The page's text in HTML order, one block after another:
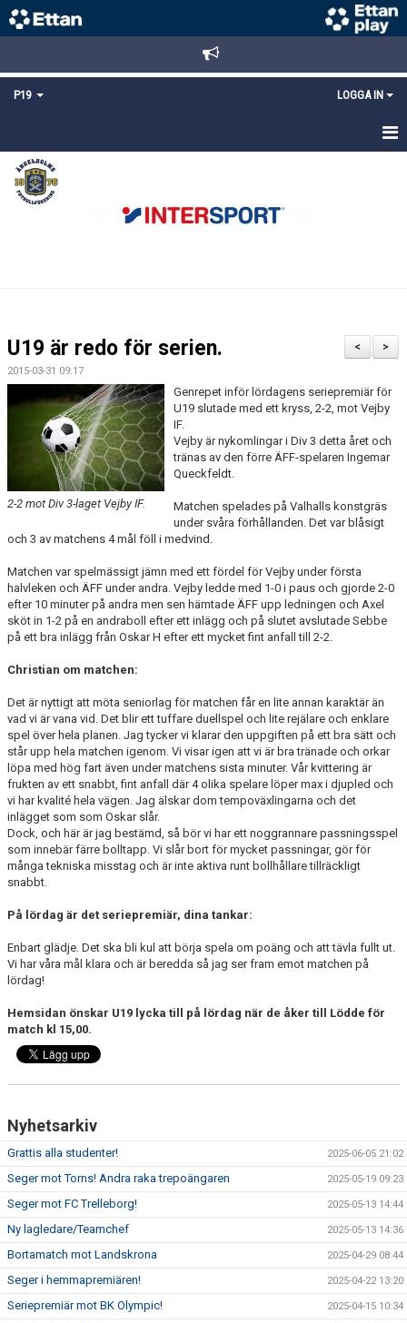
P19 LOGGA IN
HEM
NYHETER
KONTAKT
FYS
TEORI
>
<
U19 är redo för serien.
2015-03-31 09:17
2-2 mot Div 3-laget Vejby IF.
Genrepet inför lördagens seriepremiär för
U19 slutade med ett kryss, 2-2, mot Vejby
IF.
Vejby är nykomlingar i Div 3 detta året och
tränas av den förre ÄFF-spelaren Ingemar
Queckfeldt.
Matchen spelades på Valhalls konstgräs
under svåra förhållanden. Det var blåsigt
och 3 av matchens 4 mål föll i medvind.
Matchen var spelmässigt jämn med ett fördel för Vejby under första
halvleken och ÄFF under andra. Vejby ledde med 1-0 i paus och gjorde 2-0
efter 10 minuter på andra men sen hämtade ÄFF upp ledningen och Axel
sköt in 1-2 på en andraboll efter ett inlägg och på slutet avslutade Sebbe
på ett bra inlägg från Oskar H efter ett mycket fint anfall till 2-2.
Christian om matchen:
Det är nyttigt att möta seniorlag för matchen får en lite annan karaktär än
vad vi är vana vid. Det blir ett tuffare duellspel och lite rejälare och enklare
spel över hela planen. Jag tycker vi klarar den uppgiften på ett bra sätt och
står upp hela matchen igenom. Vi visar igen att vi är bra tränade och orkar
löpa med hög fart även under matchens sista minuter. Vår kvittering är
frukten av ett snabbt, fint anfall där 4 olika spelare löper max i djupled och
vi har kvalité hela vägen. Jag älskar dom tempoväxlingarna och det
inlägget som som Oskar slår.
Dock, och här är jag bestämd, så bör vi har ett noggrannare passningsspel
som innebär färre bolltapp. Vi slår bort för mycket passningar, gör för
många tekniska misstag och är inte aktiva runt bollhållare tillräckligt
snabbt.
På lördag är det seriepremiär, dina tankar:
Enbart glädje. Det ska bli kul att börja spela om poäng och att tävla fullt ut.
Vi har våra mål klara och är beredda så jag ser fram emot matchen på
lördag!
Hemsidan önskar U19 lycka till på lördag när de åker till Lödde för
match kl 15,00.
Nyhetsarkiv
Grattis alla studenter! 2025-06-05 21:02
Seger mot Torns! Andra raka trepoängaren 2025-05-19 09:23
Seger mot FC Trelleborg! 2025-05-13 14:44
Ny lagledare/Teamchef 2025-05-13 14:36
Bortamatch mot Landskrona 2025-04-29 08:44
Seger i hemmapremiären! 2025-04-22 13:20
Seriepremiär mot BK Olympic! 2025-04-15 10:34